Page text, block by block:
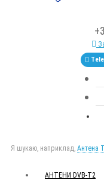
Я шукаю, наприклад, Антена
АНТЕНИ DVB-Т2